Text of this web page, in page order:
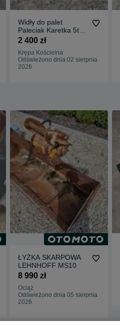
Widły do palet
Paleciak Karetka 5t
Manitou JCB Merlo
2 400 zł
Krępa Kościelna
Odświeżono dnia 02 sierpnia
2026
ŁYŻKA SKARPOWA
LEHNHOFF MS10
8 990 zł
Ociąż
Odświeżono dnia 05 sierpnia
2026